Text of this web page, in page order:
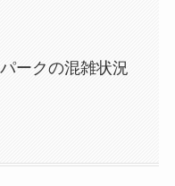
ークの混雑状況